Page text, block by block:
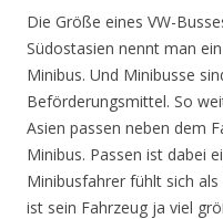
Die Größe eines VW-
Südostasien nennt man
Minibus. Und Minibusse
Beförderungsmittel. So
Asien passen neben dem
Minibus. Passen ist dabei
Minibusfahrer fühlt sich
ist sein Fahrzeug ja viel